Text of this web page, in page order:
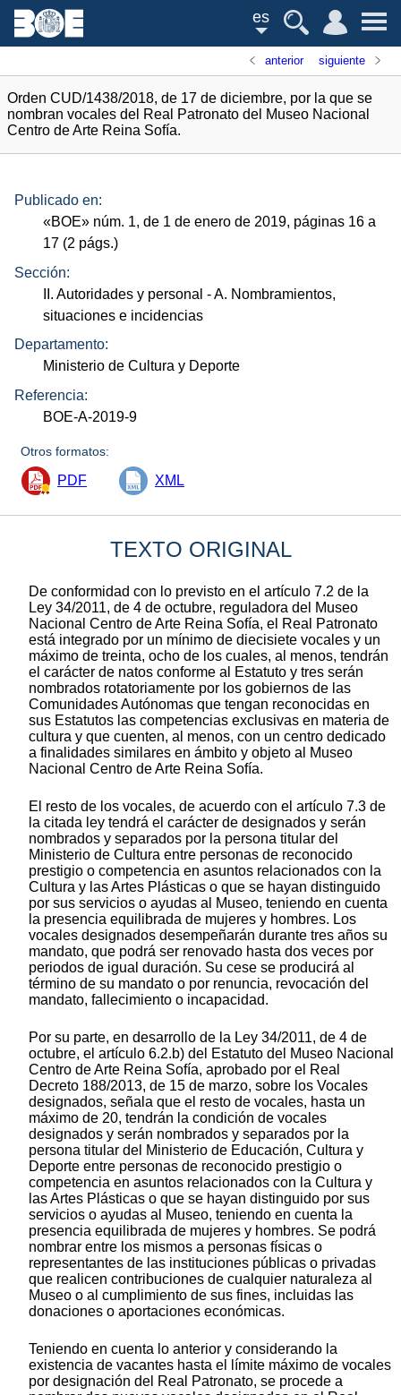
es
anterior siguiente
Orden CUD/1438/2018, de 17 de diciembre, por la que se
nombran vocales del Real Patronato del Museo Nacional
Centro de Arte Reina Sofía.
Publicado en:
«BOE» núm. 1, de 1 de enero de 2019, páginas 16 a
17 (2 págs.)
Sección:
II. Autoridades y personal - A. Nombramientos,
situaciones e incidencias
Departamento:
Ministerio de Cultura y Deporte
Referencia:
BOE-A-2019-9
Otros formatos:
PDF XML
TEXTO ORIGINAL
De conformidad con lo previsto en el artículo 7.2 de la
Ley 34/2011, de 4 de octubre, reguladora del Museo
Nacional Centro de Arte Reina Sofía, el Real Patronato
está integrado por un mínimo de diecisiete vocales y un
máximo de treinta, ocho de los cuales, al menos, tendrán
el carácter de natos conforme al Estatuto y tres serán
nombrados rotatoriamente por los gobiernos de las
Comunidades Autónomas que tengan reconocidas en
sus Estatutos las competencias exclusivas en materia de
cultura y que cuenten, al menos, con un centro dedicado
a finalidades similares en ámbito y objeto al Museo
Nacional Centro de Arte Reina Sofía.
El resto de los vocales, de acuerdo con el artículo 7.3 de
la citada ley tendrá el carácter de designados y serán
nombrados y separados por la persona titular del
Ministerio de Cultura entre personas de reconocido
prestigio o competencia en asuntos relacionados con la
Cultura y las Artes Plásticas o que se hayan distinguido
por sus servicios o ayudas al Museo, teniendo en cuenta
la presencia equilibrada de mujeres y hombres. Los
vocales designados desempeñarán durante tres años su
mandato, que podrá ser renovado hasta dos veces por
periodos de igual duración. Su cese se producirá al
término de su mandato o por renuncia, revocación del
mandato, fallecimiento o incapacidad.
Por su parte, en desarrollo de la Ley 34/2011, de 4 de
octubre, el artículo 6.2.b) del Estatuto del Museo Nacional
Centro de Arte Reina Sofía, aprobado por el Real
Decreto 188/2013, de 15 de marzo, sobre los Vocales
designados, señala que el resto de vocales, hasta un
máximo de 20, tendrán la condición de vocales
designados y serán nombrados y separados por la
persona titular del Ministerio de Educación, Cultura y
Deporte entre personas de reconocido prestigio o
competencia en asuntos relacionados con la Cultura y
las Artes Plásticas o que se hayan distinguido por sus
servicios o ayudas al Museo, teniendo en cuenta la
presencia equilibrada de mujeres y hombres. Se podrá
nombrar entre los mismos a personas físicas o
representantes de las instituciones públicas o privadas
que realicen contribuciones de cualquier naturaleza al
Museo o al cumplimiento de sus fines, incluidas las
donaciones o aportaciones económicas.
Teniendo en cuenta lo anterior y considerando la
existencia de vacantes hasta el límite máximo de vocales
por designación del Real Patronato, se procede a